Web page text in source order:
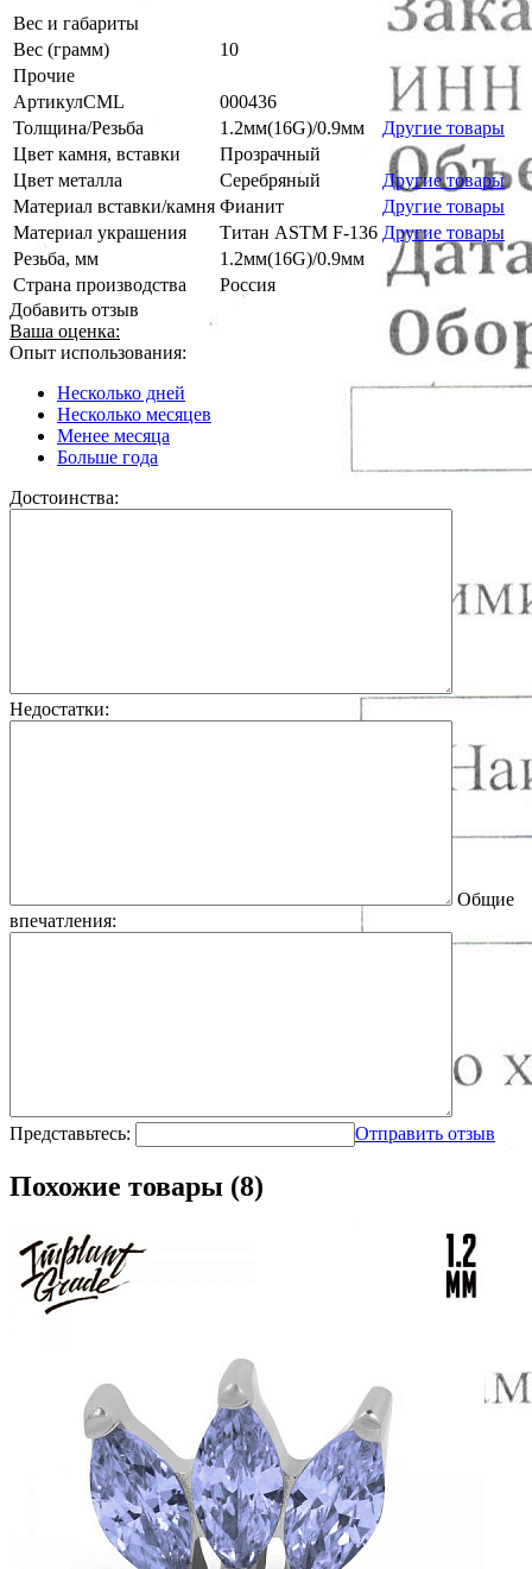
Вес и габариты
Вес (грамм)
10
Прочие
АртикулCML
000436
Толщина/Резьба
1.2мм(16G)/0.9мм
Другие товары
Цвет камня, вставки
Прозрачный
Цвет металла
Серебряный
Другие товары
Материал вставки/камня Фианит
Другие товары
Материал украшения
Титан ASTM F-136 Другие товары
Резьба, мм
1.2мм(16G)/0.9мм
Страна производства
Россия
Добавить отзыв
Ваша оценка:
Опыт использования:
Несколько дней
Несколько месяцев
Менее месяца
Больше года
Достоинства:
Недостатки:
Общие
впечатления:
Представьтесь: Отправить отзыв
Похожие товары (8)